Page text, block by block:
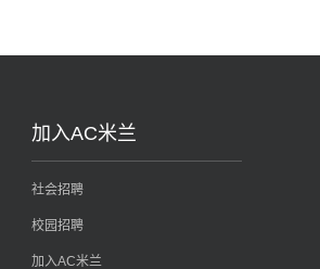
加入AC米兰
社会招聘
校园招聘
加入AC米兰